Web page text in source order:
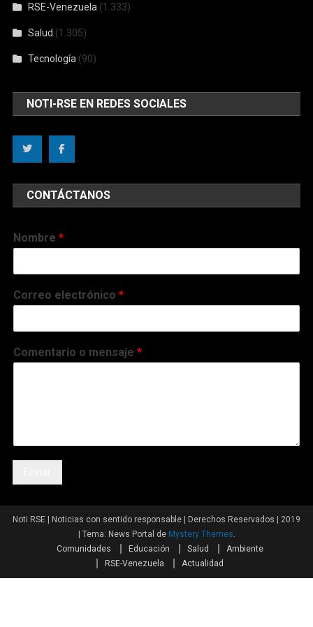
RSE-Venezuela (1.333)
Salud (1.305)
Tecnología (90)
NOTI-RSE EN REDES SOCIALES
CONTÁCTANOS
Nombre*
Correo electrónico*
Comentario o mensaje*
Noti RSE | Noticias con sentido responsable | Derechos Reservados | 2019
| Tema: News Portal de Mystery Themes.
Comunidades
Educación Salud
Ambiente
RSE-Venezuela
Actualidad